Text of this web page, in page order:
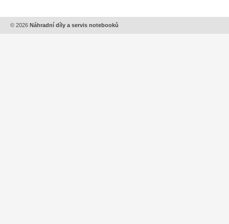
© 2026 Náhradní díly a servis notebooků